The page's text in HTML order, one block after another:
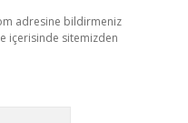
adresine bildirmeniz
içerisinde sitemizden